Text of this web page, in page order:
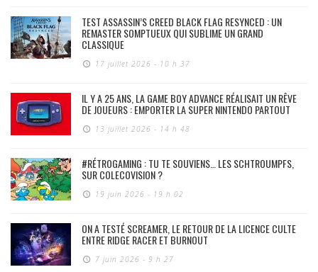
TEST ASSASSIN’S CREED BLACK FLAG RESYNCED : UN
REMASTER SOMPTUEUX QUI SUBLIME UN GRAND
CLASSIQUE
17 juillet 2026 - 10 h 37
IL Y A 25 ANS, LA GAME BOY ADVANCE RÉALISAIT UN RÊVE
DE JOUEURS : EMPORTER LA SUPER NINTENDO PARTOUT
13 juillet 2026 - 14 h 48
#RÉTROGAMING : TU TE SOUVIENS… LES SCHTROUMPFS,
SUR COLECOVISION ?
19 juin 2026 - 19 h 02
ON A TESTÉ SCREAMER, LE RETOUR DE LA LICENCE CULTE
ENTRE RIDGE RACER ET BURNOUT
7 juin 2026 - 9 h 27